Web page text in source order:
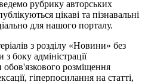
рубрику авторських
цікаві та пізнавальні
для нашого порталу.
з розділу «Новини» без
боку адміністрації
розміщення
гіперпосилання на статті,